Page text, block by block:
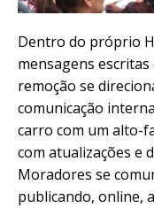
Dentro do próprio
mensagens
remoção se
comunicação
carro com um alto-
com atualizações e
Moradores se
publicando, online,